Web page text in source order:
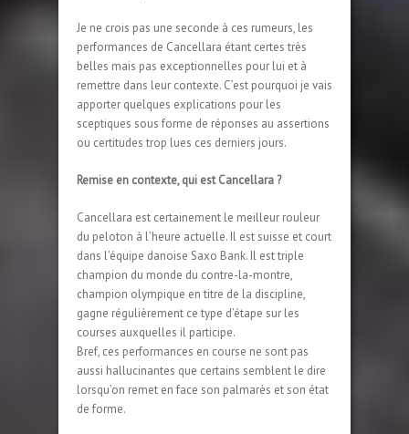
Je ne crois pas une seconde à ces rumeurs, les
performances de Cancellara étant certes très
belles mais pas exceptionnelles pour lui et à
remettre dans leur contexte. C’est pourquoi je vais
apporter quelques explications pour les
sceptiques sous forme de réponses au assertions
ou certitudes trop lues ces derniers jours.
Remise en contexte, qui est Cancellara ?
Cancellara est certainement le meilleur rouleur
du peloton à l’heure actuelle. Il est suisse et court
dans l’équipe danoise Saxo Bank. Il est triple
champion du monde du contre-la-montre,
champion olympique en titre de la discipline,
gagne régulièrement ce type d’étape sur les
courses auxquelles il participe.
Bref, ces performances en course ne sont pas
aussi hallucinantes que certains semblent le dire
lorsqu’on remet en face son palmarès et son état
de forme.